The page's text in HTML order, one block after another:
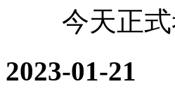
今天正
2023-01-21